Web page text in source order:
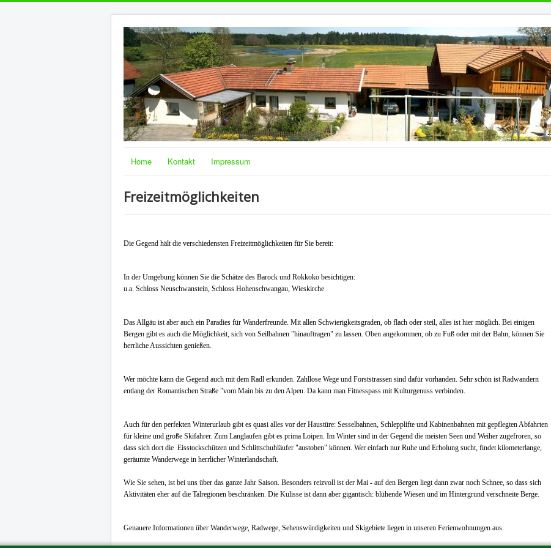
Home Kontakt Impressum
Freizeitmöglichkeiten
Die Gegend hält die verschiedensten Freizeitmöglichkeiten für Sie bereit:
In der Umgebung können Sie die Schätze des Barock und Rokkoko besichtigen:
u.a. Schloss Neuschwanstein, Schloss Hohenschwangau, Wieskirche
Das Allgäu ist aber auch ein Paradies für Wanderfreunde. Mit allen Schwierigkeitsgraden, ob flach oder steil, alles ist hier möglich. Bei einigen
Bergen gibt es auch die Möglichkeit, sich von Seilbahnen "hinauftragen" zu lassen. Oben angekommen, ob zu Fuß oder mit der Bahn, können Sie
herrliche Aussichten genießen.
Wer möchte kann die Gegend auch mit dem Radl erkunden. Zahllose Wege und Forststrassen sind dafür vorhanden. Sehr schön ist Radwandern
entlang der Romantischen Straße "vom Main bis zu den Alpen. Da kann man Fitnesspass mit Kulturgenuss verbinden.
Auch für den perfekten Winterurlaub gibt es quasi alles vor der Haustüre: Sesselbahnen, Schlepplifte und Kabinenbahnen mit gepflegten Abfahrten
für kleine und große Skifahrer. Zum Langlaufen gibt es prima Loipen. Im Winter sind in der Gegend die meisten Seen und Weiher zugefroren, so
dass sich dort die Eisstockschützen und Schlittschuhläufer "austoben" können. Wer einfach nur Ruhe und Erholung sucht, findet kilometerlange,
geräumte Wanderwege in herrlicher Winterlandschaft.
Wie Sie sehen, ist bei uns über das ganze Jahr Saison. Besonders reizvoll ist der Mai - auf den Bergen liegt dann zwar noch Schnee, so dass sich
Aktivitäten eher auf die Talregionen beschränken. Die Kulisse ist dann aber gigantisch: blühende Wiesen und im Hintergrund verschneite Berge.
Genauere Informationen über Wanderwege, Radwege, Sehenswürdigkeiten und Skigebiete liegen in unseren Ferienwohnungen aus.